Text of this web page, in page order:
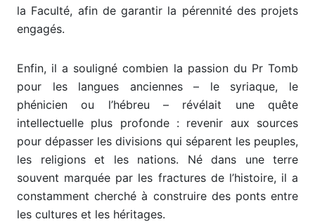
la Faculté, afin de garantir la pérennité des projets
engagés.
Enfin, il a souligné combien la passion du Pr Tomb
pour les langues anciennes – le syriaque, le
phénicien ou l’hébreu – révélait une quête
intellectuelle plus profonde : revenir aux sources
pour dépasser les divisions qui séparent les peuples,
les religions et les nations. Né dans une terre
souvent marquée par les fractures de l’histoire, il a
constamment cherché à construire des ponts entre
les cultures et les héritages.